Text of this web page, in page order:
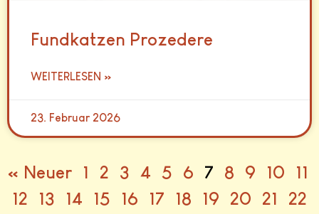
Fundkatzen Prozedere
WEITERLESEN »
23. Februar 2026
« Neuer 1 2 3 4 5 6 7 8 9 10
11
12
13 14 15 16 17 18 19 20 21
22